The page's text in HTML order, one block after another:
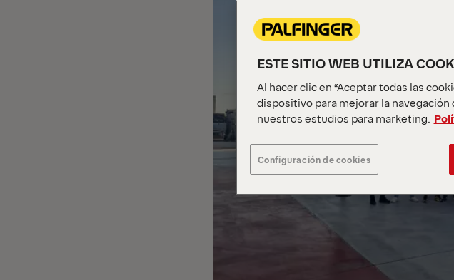
ESTE SITIO WEB UTILIZA
Al hacer clic en “Aceptar todas las
dispositivo para mejorar la
nuestros estudios para marketing.
Configuración de cookies